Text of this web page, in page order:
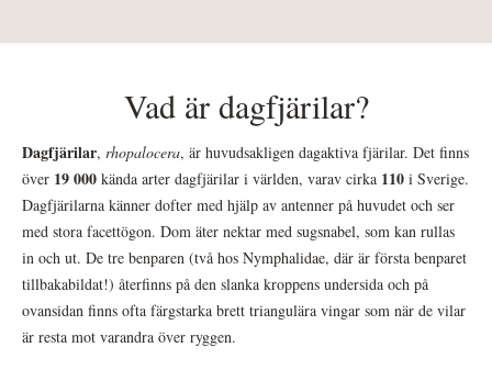
Vad är dagfjärilar?
Dagfjärilar, rhopalocera, är huvudsakligen dagaktiva fjärilar. Det finns
över 19 000 kända arter dagfjärilar i världen, varav cirka 110 i Sverige.
Dagfjärilarna känner dofter med hjälp av antenner på huvudet och ser
med stora facettögon. Dom äter nektar med sugsnabel, som kan rullas
in och ut. De tre benparen (två hos Nymphalidae, där är första benparet
tillbakabildat!) återfinns på den slanka kroppens undersida och på
ovansidan finns ofta färgstarka brett triangulära vingar som när de vilar
är resta mot varandra över ryggen.